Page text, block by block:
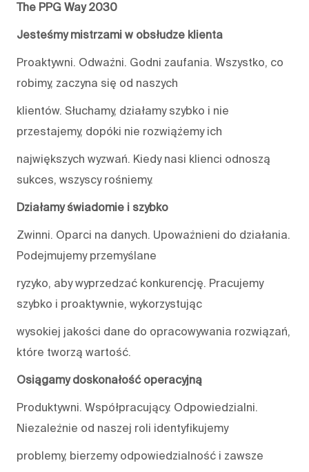
The PPG Way 2030
Jesteśmy mistrzami w obsłudze klienta
Proaktywni. Odważni. Godni zaufania. Wszystko, co
robimy, zaczyna się od naszych
klientów. Słuchamy, działamy szybko i nie
przestajemy, dopóki nie rozwiążemy ich
największych wyzwań. Kiedy nasi klienci odnoszą
sukces, wszyscy rośniemy.
Działamy świadomie i szybko
Zwinni. Oparci na danych. Upoważnieni do działania.
Podejmujemy przemyślane
ryzyko, aby wyprzedzać konkurencję. Pracujemy
szybko i proaktywnie, wykorzystując
wysokiej jakości dane do opracowywania rozwiązań,
które tworzą wartość.
Osiągamy doskonałość operacyjną
Produktywni. Współpracujący. Odpowiedzialni.
Niezależnie od naszej roli identyfikujemy
problemy, bierzemy odpowiedzialność i zawsze